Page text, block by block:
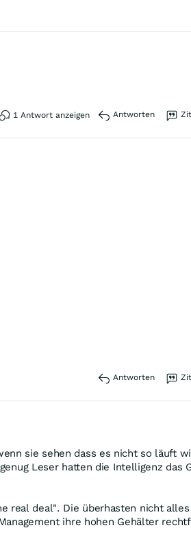
1 Antwort anzeigen Antworten
Antworten
sie sehen dass es nicht so läuft
Leser hatten die Intelligenz das
real deal". Die überhasten nicht
ihre hohen Gehälter